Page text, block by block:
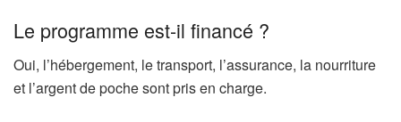
Le programme est-il financé ?
Oui, l’hébergement, le transport, l’assurance, la nourriture
et l’argent de poche sont pris en charge.